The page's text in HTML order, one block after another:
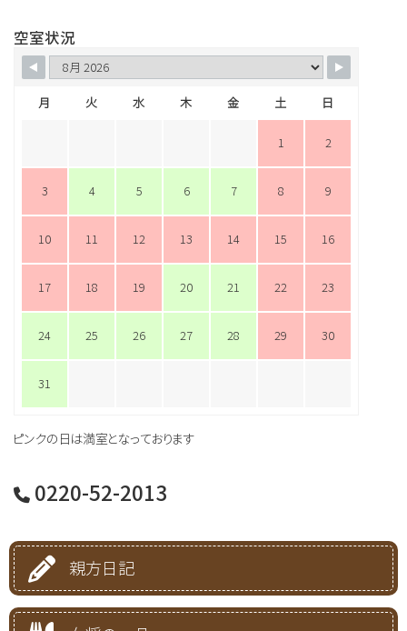
空室状況
月 火 水 木 金 土 日
1 2
3 4 5 6 7 8 9
10 11 12 13 14 15 16
17 18 19 20 21 22 23
24 25 26 27 28 29 30
31
ピンクの日は満室となっております
0220-52-2013
親方日記